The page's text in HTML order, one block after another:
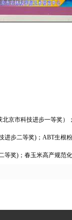
京市科技进步一等奖
进步二等奖)；ABT生根
等奖)；春玉米高产规范